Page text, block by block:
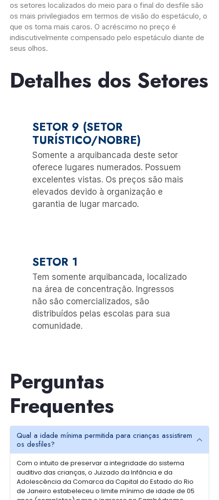
os setores localizados do meio para o final do desfile são
os mais privilegiados em termos de visão do espetáculo, o
que os torna mais caros. O acréscimo no preço é
indiscutivelmente compensado pelo espetáculo diante de
seus olhos.
Detalhes dos Setores
SETOR 9 (SETOR
TURÍSTICO/NOBRE)
Somente a arquibancada deste setor
oferece lugares numerados. Possuem
excelentes vistas. Os preços são mais
elevados devido à organização e
garantia de lugar marcado.
SETOR 1
Tem somente arquibancada, localizado
na área de concentração. Ingressos
não são comercializados, são
distribuídos pelas escolas para sua
comunidade.
Perguntas
Frequentes
Qual a idade mínima permitida para crianças assistirem
os desfiles?
Com o intuito de preservar a integridade do sistema
auditivo das crianças, o Juizado da Infância e da
Adolescência da Comarca da Capital do Estado do Rio
de Janeiro estabeleceu o limite mínimo de idade de 05